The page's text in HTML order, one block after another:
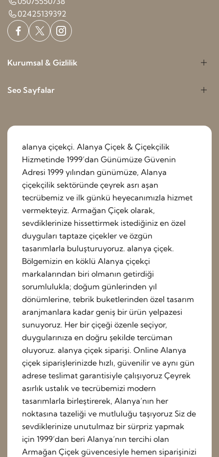
02425139392
Kurumsal & Gizlilik
Seo Sayfalar
alanya çiçekçi. Alanya Çiçek & Çiçekçilik
Hizmetinde 1999’dan Günümüze Güvenin
Adresi 1999 yılından günümüze, Alanya
çiçekçilik sektöründe çeyrek asrı aşan
tecrübemiz ve ilk günkü heyecanımızla hizmet
vermekteyiz. Armağan Çiçek olarak,
sevdiklerinize hissettirmek istediğiniz en özel
duyguları taptaze çiçekler ve özgün
tasarımlarla buluşturuyoruz. alanya çiçek.
Bölgemizin en köklü Alanya çiçekçi
markalarından biri olmanın getirdiği
sorumlulukla; doğum günlerinden yıl
dönümlerine, tebrik buketlerinden özel tasarım
aranjmanlara kadar geniş bir ürün yelpazesi
sunuyoruz. Her bir çiçeği özenle seçiyor,
duygularınıza en doğru şekilde tercüman
oluyoruz. alanya çiçek siparişi. Online Alanya
çiçek siparişlerinizde hızlı, güvenilir ve aynı gün
adrese teslimat garantisiyle çalışıyoruz Çeyrek
asırlık ustalık ve tecrübemizi modern
tasarımlarla birleştirerek, Alanya’nın her
noktasına tazeliği ve mutluluğu taşıyoruz Siz de
sevdiklerinize unutulmaz bir sürpriz yapmak
için 1999’dan beri Alanya’nın tercihi olan
Armağan Çiçek güvencesiyle hemen siparişinizi